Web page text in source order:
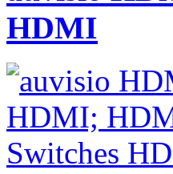
HDMI